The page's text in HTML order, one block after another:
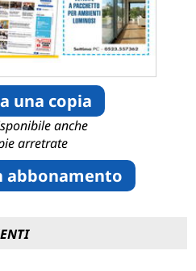
una copia
anche
arretrate
abbonamento